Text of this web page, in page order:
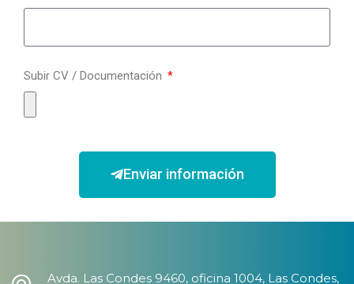
Subir CV / Documentación
Enviar información
Avda. Las Condes 9460, oficina 1004, Las Condes,